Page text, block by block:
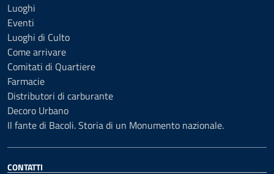
Luoghi
Eventi
Luoghi di Culto
Come arrivare
Comitati di Quartiere
Farmacie
Distributori di carburante
Decoro Urbano
Il fante di Bacoli. Storia di un Monumento nazionale.
CONTATTI